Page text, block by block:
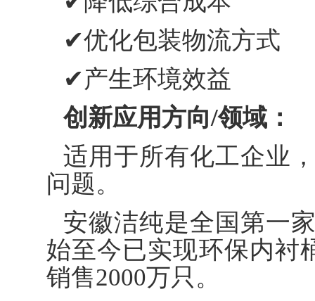
✔优化包装物流方式
✔产生环境效益
创新应用方向/领域：
适用于所有化工企业
问题。
安徽洁纯是全国第一
始至今已实现环保内衬
销售2000万只。